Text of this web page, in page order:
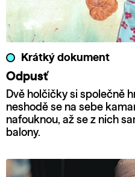
Krátký dokument
Odpusť
Dvě holčičky si společně
neshodě se na sebe
nafouknou, až se z nich
balony.